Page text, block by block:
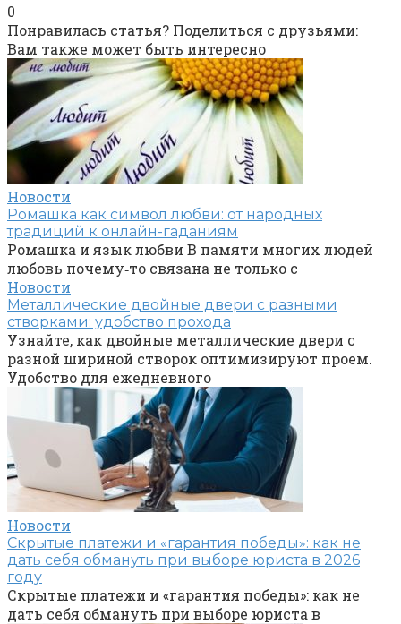
0
Понравилась статья? Поделиться с друзьями:
Вам также может быть интересно
Новости
Ромашка как символ любви: от народных
традиций к онлайн-гаданиям
Ромашка и язык любви В памяти многих людей
любовь почему‑то связана не только с
Новости
Металлические двойные двери с разными
створками: удобство прохода
Узнайте, как двойные металлические двери с
разной шириной створок оптимизируют проем.
Удобство для ежедневного
Новости
Скрытые платежи и «гарантия победы»: как не
дать себя обмануть при выборе юриста в 2026
году
Скрытые платежи и «гарантия победы»: как не
дать себя обмануть при выборе юриста в